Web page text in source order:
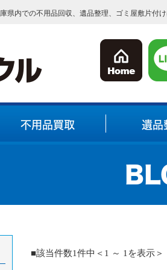
県内での不用品回収、遺品整理、ゴミ屋敷片付
不用品買取 遺品
■該当件数1件中＜1 ～ 1を表示